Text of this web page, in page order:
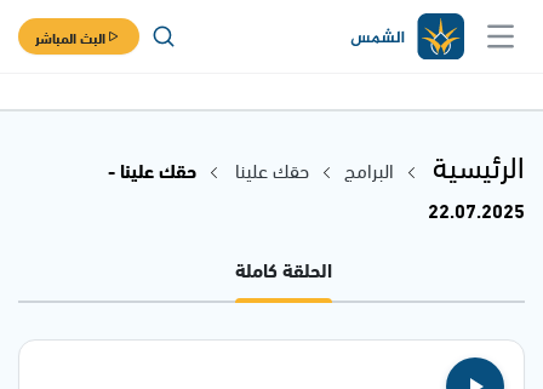
البث المباشر
الرئيسية البرامج حقك علينا
حقك علينا -
22.07.2025
الحلقة كاملة